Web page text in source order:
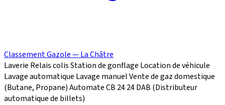
Classement Gazole — La Châtre
Laverie Relais colisStation de gonflage Location de véhicule
Lavage automatique Lavage manuelVente de gaz domestique
(Butane, Propane)Automate CB 2424DAB (Distributeur
automatique de billets)